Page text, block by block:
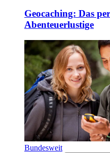
Geocaching: Das
Abenteuerlustige
Bundesweit